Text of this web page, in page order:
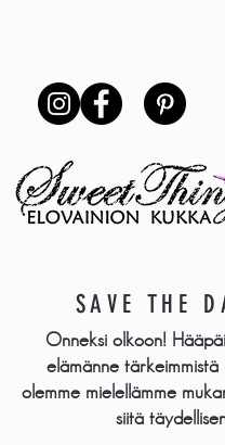
SAVE THE
Onneksi olkoon!
elämänne tärkeimmistä
olemme mielellämme
siitä